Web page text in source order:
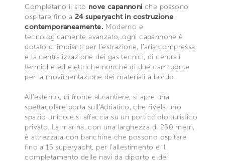
Completano il sito nove capannoni che possono
ospitare fino a 24 superyacht in costruzione
contemporaneamente. Moderno e
tecnologicamente avanzato, ogni capannone è
dotato di impianti per l’estrazione, l’aria compressa
e la centralizzazione dei gas tecnici, di centrali
termiche ed elettriche nonché di due carri ponte
per la movimentazione dei materiali a bordo.
All’esterno, di fronte al cantiere, si apre una
spettacolare porta sull'Adriatico, che rivela uno
spazio unico e si affaccia su un porticciolo turistico
privato. La marina, con una larghezza di 250 metri,
è attrezzata con banchine che possono ospitare
fino a 15 superyacht, per l'allestimento e il
completamento delle navi da diporto e dei